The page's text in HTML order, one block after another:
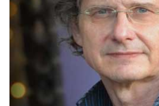
Login
Lost password?